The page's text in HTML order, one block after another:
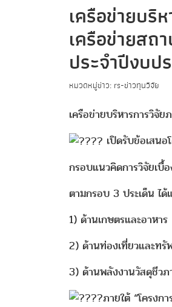
เครือข่ายบริ
เครือข่ายสถ
ประจำปีงบ
หมวดหมู่ข่าว: rs-ข่าวทุนวิจัย
เครือข่ายบริหารการวิจั
เปิดรับข้อเสนอ
กรอบแนวคิดการวิจัยเ
ตามกรอบ 3 ประเด็น ได้
1) ด้านเกษตรและอาหาร
2) ด้านท่องเที่ยวและทรั
3) ด้านพลังงานวัสดุชีวภ
ภายใต้ “โครง